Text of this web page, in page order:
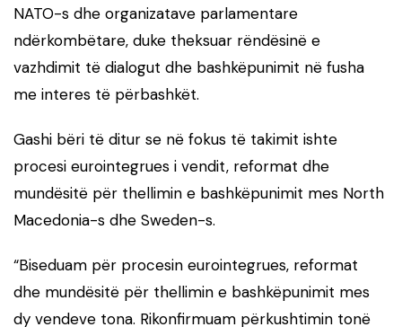
NATO-s dhe organizatave parlamentare
ndërkombëtare, duke theksuar rëndësinë e
vazhdimit të dialogut dhe bashkëpunimit në fusha
me interes të përbashkët.
Gashi bëri të ditur se në fokus të takimit ishte
procesi eurointegrues i vendit, reformat dhe
mundësitë për thellimin e bashkëpunimit mes North
Macedonia-s dhe Sweden-s.
“Biseduam për procesin eurointegrues, reformat
dhe mundësitë për thellimin e bashkëpunimit mes
dy vendeve tona. Rikonfirmuam përkushtimin tonë